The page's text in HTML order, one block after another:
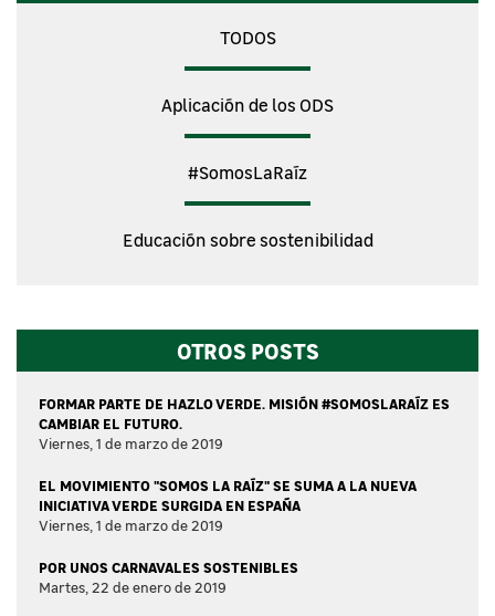
TODOS
Aplicación de los ODS
#SomosLaRaíz
Educación sobre sostenibilidad
OTROS POSTS
FORMAR PARTE DE HAZLO VERDE. MISIÓN #SOMOSLARAÍZ ES
CAMBIAR EL FUTURO.
Viernes, 1 de marzo de 2019
EL MOVIMIENTO "SOMOS LA RAÍZ" SE SUMA A LA NUEVA
INICIATIVA VERDE SURGIDA EN ESPAÑA
Viernes, 1 de marzo de 2019
POR UNOS CARNAVALES SOSTENIBLES
Martes, 22 de enero de 2019